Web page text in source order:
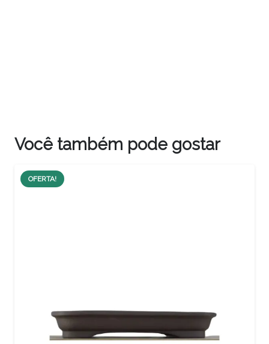
Você também pode gostar
OFERTA!